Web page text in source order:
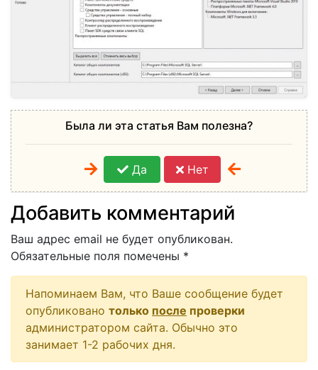
Была ли эта статья Вам полезна?
Да Нет
Добавить комментарий
Ваш адрес email не будет опубликован.
Обязательные поля помечены *
Напоминаем Вам, что Ваше сообщение будет
опубликовано только после проверки
администратором сайта. Обычно это
занимает 1-2 рабочих дня.